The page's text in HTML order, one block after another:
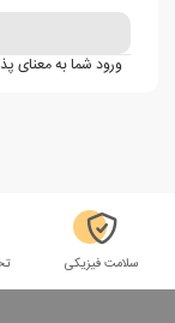
ورود شما به معنای
سلامت فیزیکی